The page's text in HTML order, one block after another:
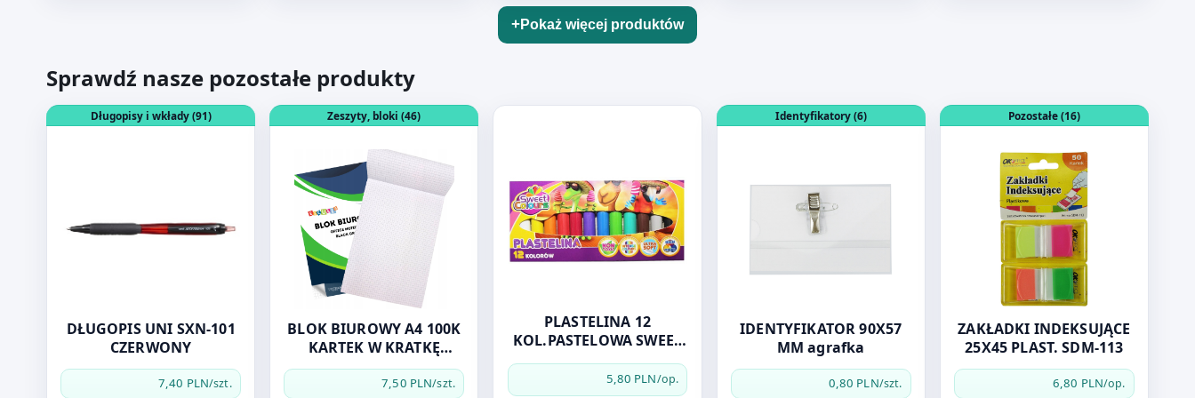
Pokaż więcej produktów
Sprawdź nasze pozostałe produkty
Otwórz produkt: DŁUGOPIS UNI SXN-101 CZERWONY
Długopisy i wkłady (91)
DŁUGOPIS UNI SXN-101
CZERWONY
7,40 PLN/szt.
Otwórz produkt: BLOK BIUROWY A4 100K KARTEK W KRATKĘ ESCUELA
Zeszyty, bloki (46)
BLOK BIUROWY A4 100K
KARTEK W KRATKĘ
ESCUELA
7,50 PLN/szt.
Otwórz produkt: PLASTELINA 12 KOL.PASTELOWA SWEET COLOURS
PLASTELINA 12
KOL.PASTELOWA SWEET
COLOURS
5,80 PLN/op.
Otwórz produkt: IDENTYFIKATOR 90X57 MM agrafka
Identyfikatory (6)
IDENTYFIKATOR 90X57
MM agrafka
0,80 PLN/szt.
Otwórz produkt: ZAKŁADKI
Pozostałe (16)
ZAKŁADKI INDEKSUJĄCE
25X45 PLAST. SDM-113
6,80 PLN/op.